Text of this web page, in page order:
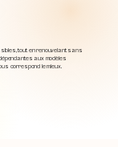
tout en renouvelant sans
aux modèles
correspond le mieux.